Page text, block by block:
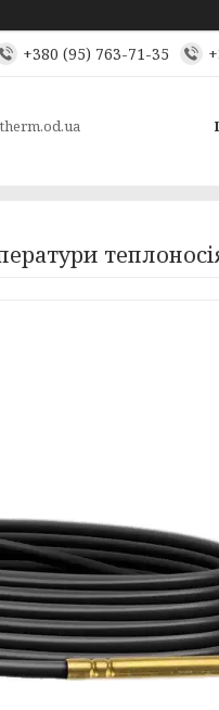
+380 (95) 763-71-35